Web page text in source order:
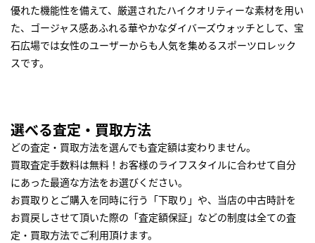
優れた機能性を備えて、厳選されたハイクオリティーな素材を用い
た、ゴージャス感あふれる華やかなダイバーズウォッチとして、宝
石広場では女性のユーザーからも人気を集めるスポーツロレック
スです。
選べる査定・買取方法
どの査定・買取方法を選んでも査定額は変わりません。
買取査定手数料は無料！お客様のライフスタイルに合わせて自分
にあった最適な方法をお選びください。
お買取りとご購入を同時に行う「下取り」や、当店の中古時計を
お買戻しさせて頂いた際の「査定額保証」などの制度は全ての査
定・買取方法でご利用頂けます。